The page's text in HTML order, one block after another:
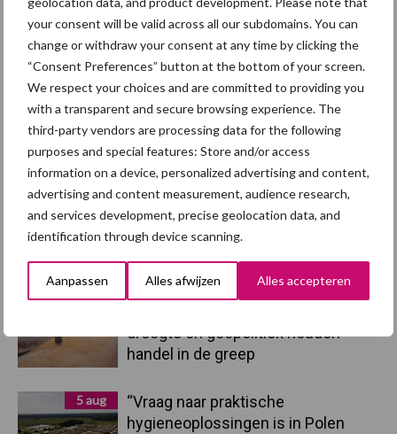
your consent will be valid across all our subdomains. You can
change or withdraw your consent at any time by clicking the
“Consent Preferences” button at the bottom of your screen.
We respect your choices and are committed to providing you
with a transparent and secure browsing experience. The
third-party vendors are processing data for the following
purposes and special features: Store and/or access
information on a device, personalized advertising and content,
advertising and content measurement, audience research,
and services development, precise geolocation data, and
identification through device scanning.
Aanpassen Alles afwijzen Alles accepteren
Primaire
Sidebar
Recent nieuws Partner nieuws
Britse varkenssector vreest
afzetcrisis in het najaar
droogte en geopolitiek houden
handel in de greep
5 aug
“Vraag naar praktische
hygieneoplossingen is in Polen
Toon meer